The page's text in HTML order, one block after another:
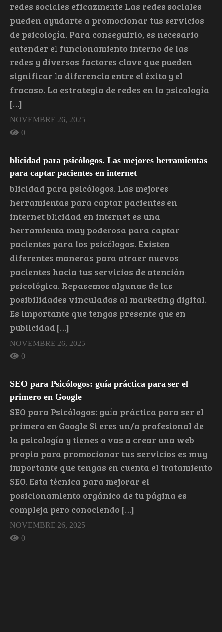
redes sociales eficazmente Las redes sociales
pueden ayudarte a promocionar tus servicios
de psicología. Para conseguirlo, es necesario
entender el funcionamiento interno de las
redes y diversos factores clave que pueden
significar la diferencia entre el éxito y el
fracaso. La estrategia de redes en la psicología
[…]
NOVEMBRE 26, 2025
0
blicidad para psicólogos. Las mejores herramientas
para captar pacientes en internet
blicidad para psicólogos. Las mejores
herramientas para captar pacientes en
internet blicidad en internet es una
herramienta muy poderosa para captar
pacientes para los psicólogos. Existen
diferentes maneras para atraer nuevos
pacientes hacia tus servicios de atención
psicológica. Repasemos algunas de las
posibilidades vinculadas al marketing digital.
Es importante que tengas presente que en
publicidad […]
NOVEMBRE 26, 2025
0
SEO para Psicólogos: guía práctica para ser el
primero en Google
SEO para Psicólogos: guía práctica para ser el
primero en Google Si eres un/a profesional de
la psicología y tienes o vas a crear una web
propia para promocionar tus servicios es muy
importante que tengas en cuenta el tratamiento
SEO. Esta técnica para mejorar el
posicionamiento orgánico de tu página es
compleja pero conociendo […]
NOVEMBRE 26, 2025
0